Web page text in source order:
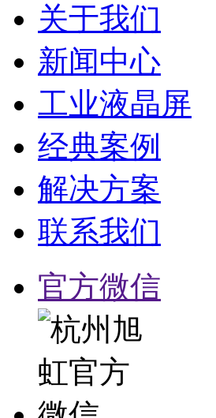
关于我们
新闻中心
工业液晶屏
经典案例
解决方案
联系我们
官方微信